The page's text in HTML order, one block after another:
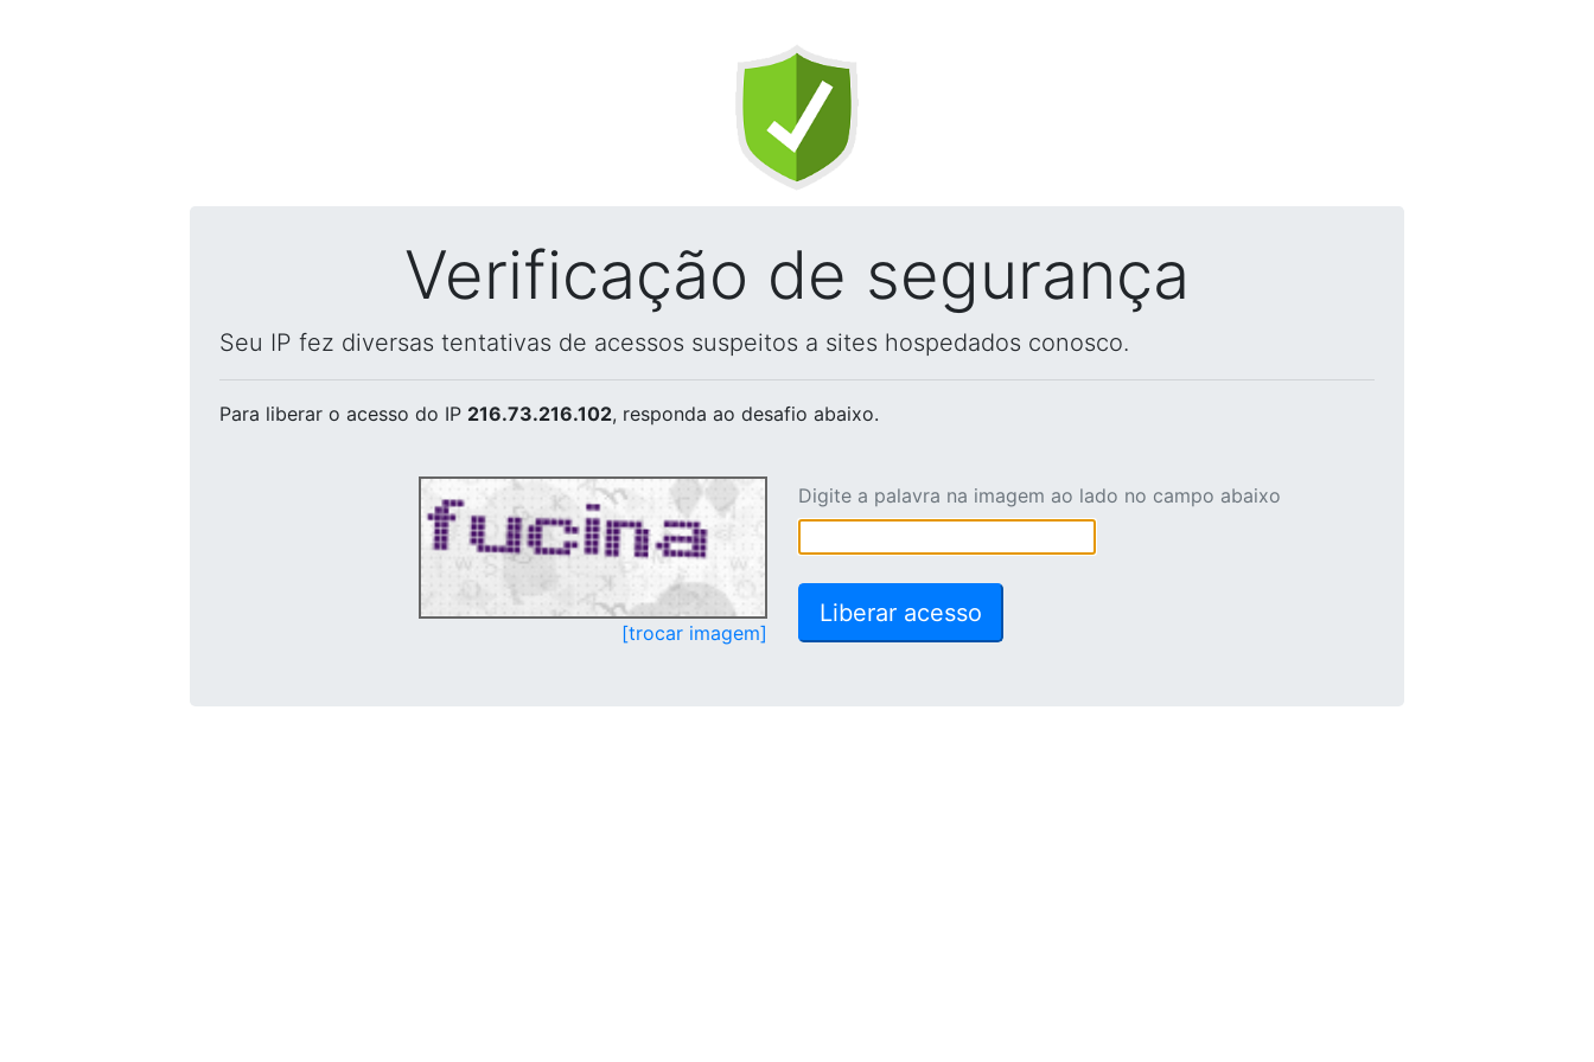
Verificação de segurança
Seu IP fez diversas tentativas de acessos suspeitos a sites hospedados conosco.
Para liberar o acesso do IP 216.73.216.102, responda ao desafio abaixo.
[trocar imagem]
Digite a palavra na imagem ao lado no campo abaixo